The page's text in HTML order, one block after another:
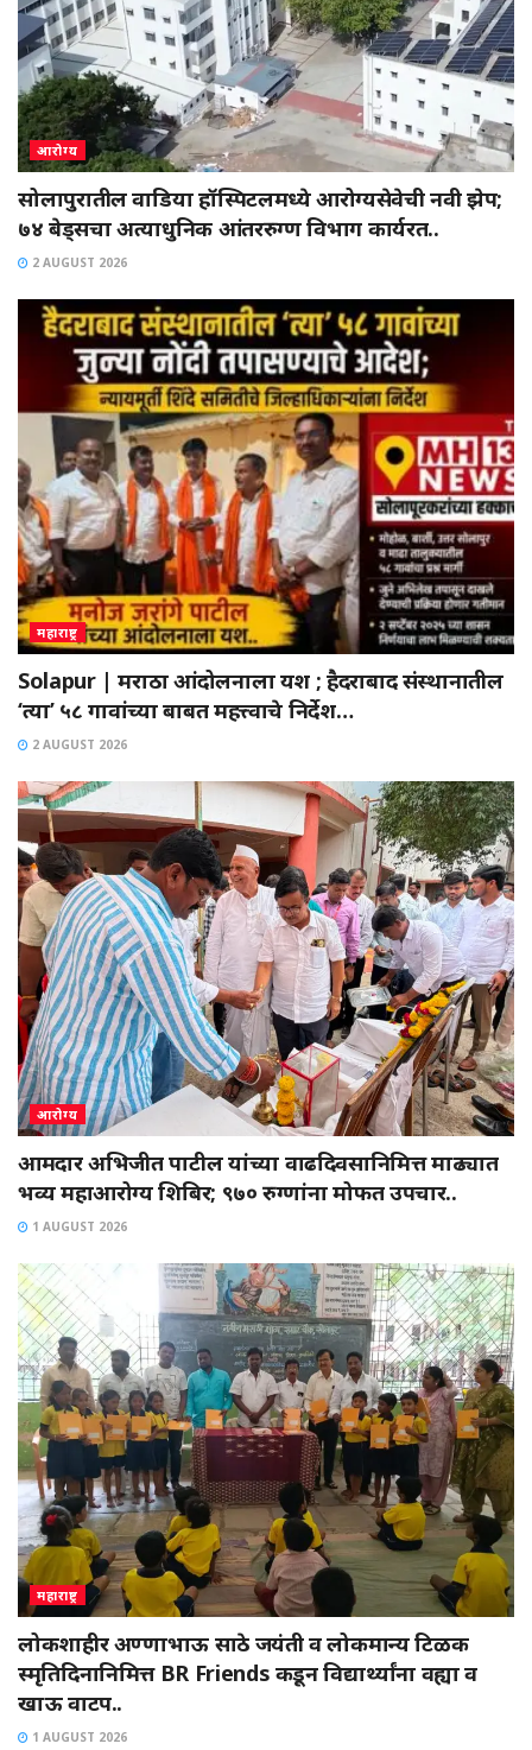
आरोग्य
सोलापुरातील वाडिया हॉस्पिटलमध्ये आरोग्यसेवेची नवी झेप;
७४ बेड्सचा अत्याधुनिक आंतररुग्ण विभाग कार्यरत..
2 AUGUST 2026
महाराष्ट्र
Solapur | मराठा आंदोलनाला यश ; हैदराबाद संस्थानातील
‘त्या’ ५८ गावांच्या बाबत महत्त्वाचे निर्देश…
2 AUGUST 2026
आरोग्य
आमदार अभिजीत पाटील यांच्या वाढदिवसानिमित्त माढ्यात
भव्य महाआरोग्य शिबिर; ९७० रुग्णांना मोफत उपचार..
1 AUGUST 2026
महाराष्ट्र
लोकशाहीर अण्णाभाऊ साठे जयंती व लोकमान्य टिळक
स्मृतिदिनानिमित्त BR Friends कडून विद्यार्थ्यांना वह्या व
खाऊ वाटप..
1 AUGUST 2026